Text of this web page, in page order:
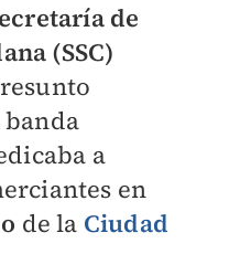
de
(SSC)
a
en
de la Ciudad